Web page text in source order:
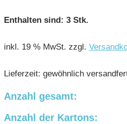
Enthalten sind: 3 Stk.
inkl. 19 % MwSt. zzgl.
Lieferzeit: gewöhnlich
Anzahl gesamt:
Anzahl der Kartons: